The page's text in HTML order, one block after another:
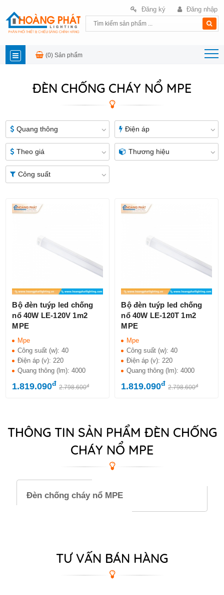
Đăng ký Đăng nhập
PHẨM
(0)Sản phẩm
ĐÈN CHỐNG CHÁY NỔ MPE
Quang thông Điện áp
Theo giá Thương hiệu
Công suất
Bộ đèn tuýp led chống
nổ 40W LE-120V 1m2
MPE
Mpe
Công suất (w):40
Điện áp (v):220
Quang thông (lm):4000
1.819.090đ 2.798.600đ
Bộ đèn tuýp led chống
nổ 40W LE-120T 1m2
MPE
Mpe
Công suất (w):40
Điện áp (v):220
Quang thông (lm):4000
1.819.090đ 2.798.600đ
THÔNG TIN SẢN PHẨM ĐÈN CHỐNG
CHÁY NỔ MPE
Đèn chống cháy nổ MPE
TƯ VẤN BÁN HÀNG